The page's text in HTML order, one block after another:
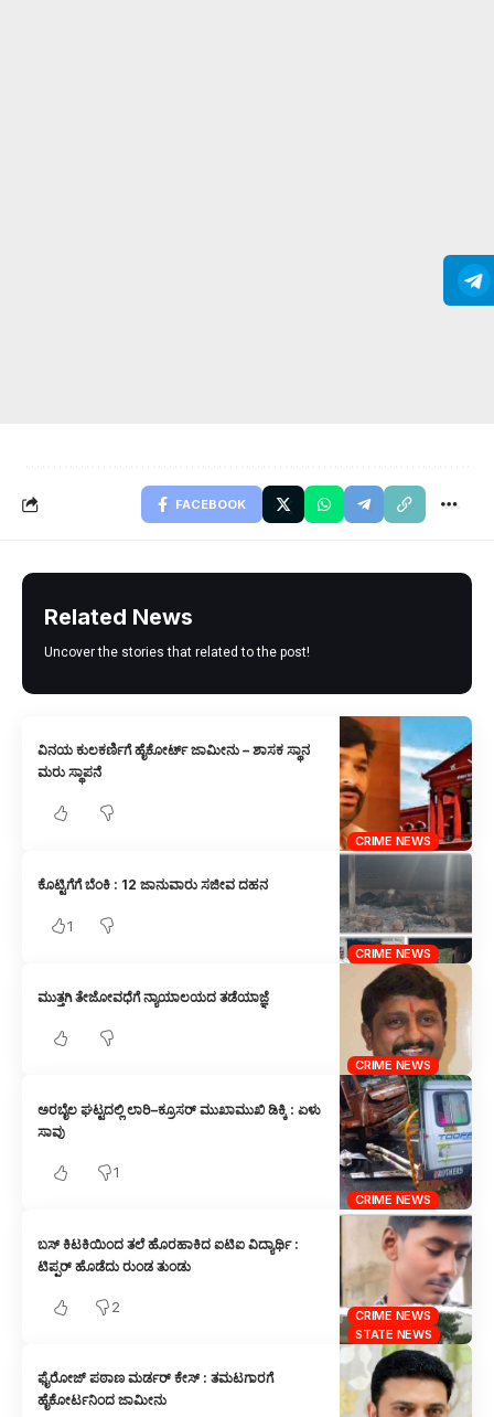
FACEBOOK
Related News
Uncover the stories that related to the post!
CRIME NEWS
ವಿನಯ ಕುಲಕರ್ಣಿಗೆ ಹೈಕೋರ್ಟ್ ಜಾಮೀನು – ಶಾಸಕ ಸ್ಥಾನ
ಮರು ಸ್ಥಾಪನೆ
CRIME NEWS
ಕೊಟ್ಟಿಗೆಗೆ ಬೆಂಕಿ : 12 ಜಾನುವಾರು ಸಜೀವ ದಹನ
1
CRIME NEWS
ಮುತ್ತಗಿ ತೇಜೋವಧೆಗೆ ನ್ಯಾಯಾಲಯದ ತಡೆಯಾಜ್ಞೆ
CRIME NEWS
ಅರಬೈಲ ಘಟ್ಟದಲ್ಲಿ ಲಾರಿ–ಕ್ರೂಸರ್ ಮುಖಾಮುಖಿ ಡಿಕ್ಕಿ : ಏಳು
ಸಾವು
1
CRIME NEWS
STATE NEWS
ಬಸ್ ಕಿಟಕಿಯಿಂದ ತಲೆ ಹೊರಹಾಕಿದ ಐಟಿಐ ವಿದ್ಯಾರ್ಥಿ :
ಟಿಪ್ಪರ್ ಹೊಡೆದು ರುಂಡ ತುಂಡು
2
ಫೈರೋಜ್ ಪಠಾಣ ಮರ್ಡರ್ ಕೇಸ್ : ತಮಟಗಾರಗೆ
ಹೈಕೋರ್ಟನಿಂದ ಜಾಮೀನು